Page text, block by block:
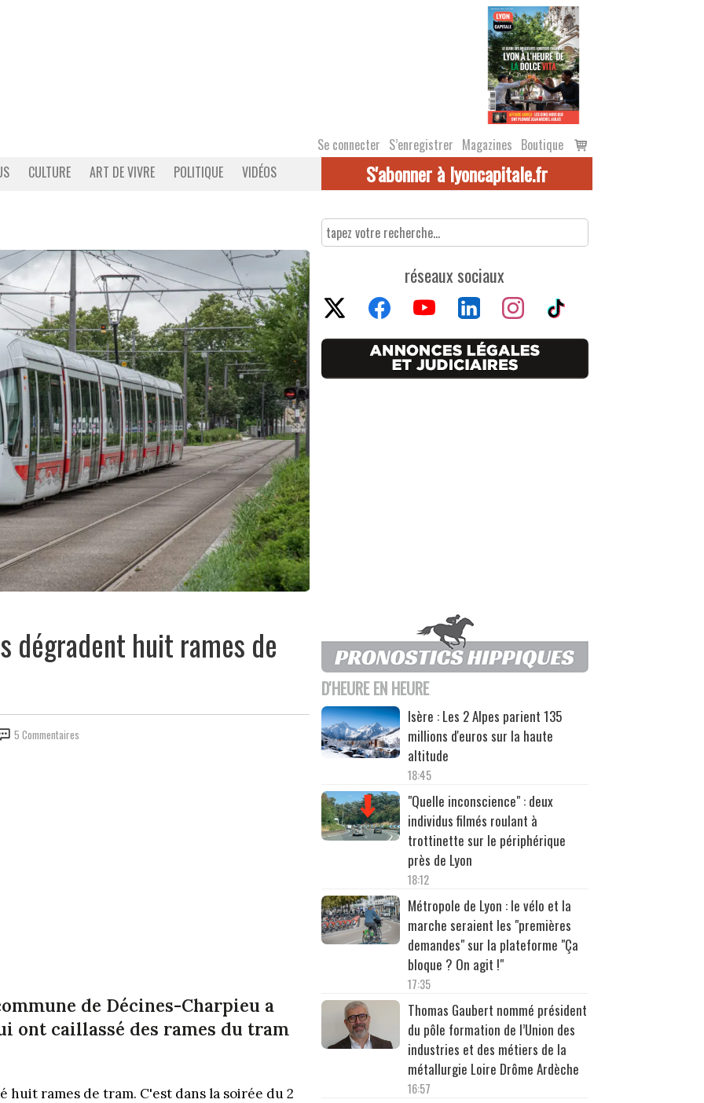
Se connecter S’enregistrer Magazines Boutique
Voir
le
CULTURE ART DE VIVRE POLITIQUE VIDÉOS S'abonner à lyoncapitale.fr
dégradent huit rames de
5 Commentaires
de Décines-Charpieu a
caillassé des rames du tram
huit rames de tram. C'est dans la soirée du 2
réseaux sociaux
D'HEURE EN HEURE
Isère : Les 2 Alpes parient 135
millions d'euros sur la haute
altitude
18:45
"Quelle inconscience" : deux
individus filmés roulant à
trottinette sur le périphérique
près de Lyon
18:12
Métropole de Lyon : le vélo et la
marche seraient les "premières
demandes" sur la plateforme "Ça
bloque ? On agit !"
17:35
Thomas Gaubert nommé président
du pôle formation de l’Union des
industries et des métiers de la
métallurgie Loire Drôme Ardèche
16:57